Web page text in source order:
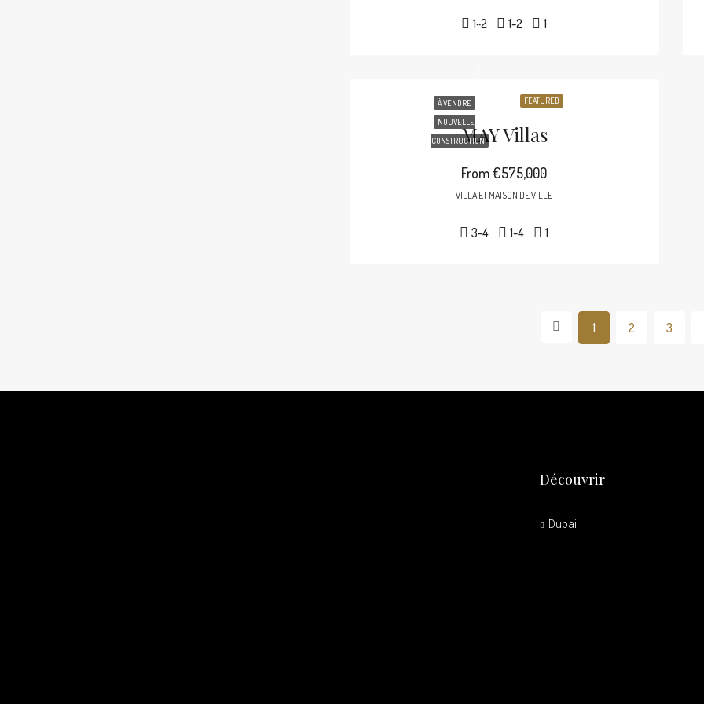
1-2 1-2 1
FEATURED
À VENDRE
NOUVELLE
CONSTRUCTIONMAY Villas
From€575,000
VILLA ET MAISON DE VILLE
3-4 1-4 1
1 2 3
Découvrir
Dubai